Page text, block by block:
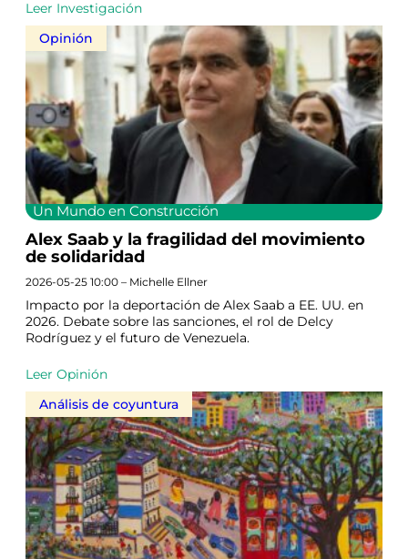
Leer Investigación
Opinión
Un Mundo en Construcción
Alex Saab y la fragilidad del movimiento
de solidaridad
2026-05-25 10:00 – Michelle Ellner
Impacto por la deportación de Alex Saab a EE. UU. en
2026. Debate sobre las sanciones, el rol de Delcy
Rodríguez y el futuro de Venezuela.
Leer Opinión
Análisis de coyuntura